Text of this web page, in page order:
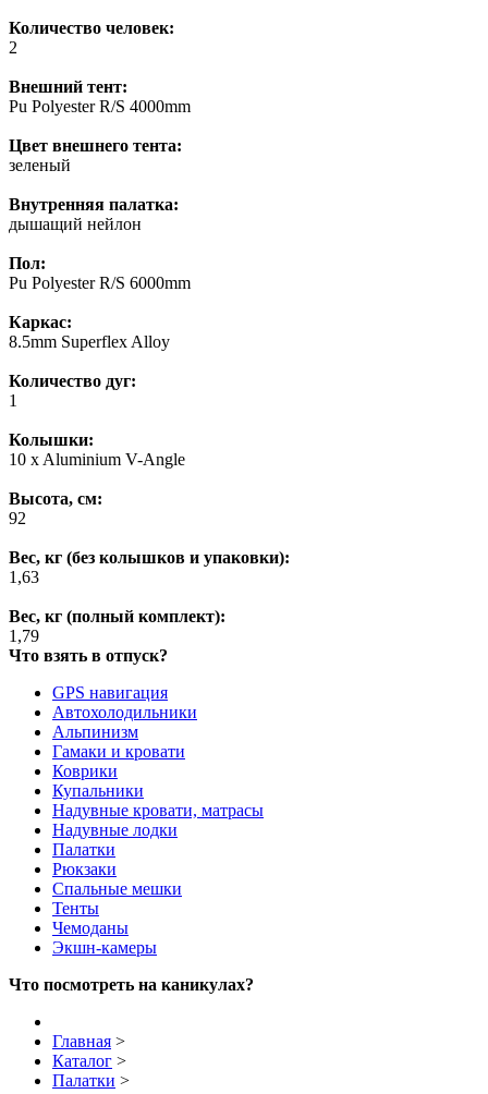
Количество человек:
2
Внешний тент:
Pu Polyester R/S 4000mm
Цвет внешнего тента:
зеленый
Внутренняя палатка:
дышащий нейлон
Пол:
Pu Polyester R/S 6000mm
Каркас:
8.5mm Superflex Alloy
Количество дуг:
1
Колышки:
10 x Aluminium V-Angle
Высота, см:
92
Вес, кг (без колышков и упаковки):
1,63
Вес, кг (полный комплект):
1,79
Что взять в отпуск?
GPS навигация
Автохолодильники
Альпинизм
Гамаки и кровати
Коврики
Купальники
Надувные кровати, матрасы
Надувные лодки
Палатки
Рюкзаки
Спальные мешки
Тенты
Чемоданы
Экшн-камеры
Что посмотреть на каникулах?
Главная >
Каталог >
Палатки >